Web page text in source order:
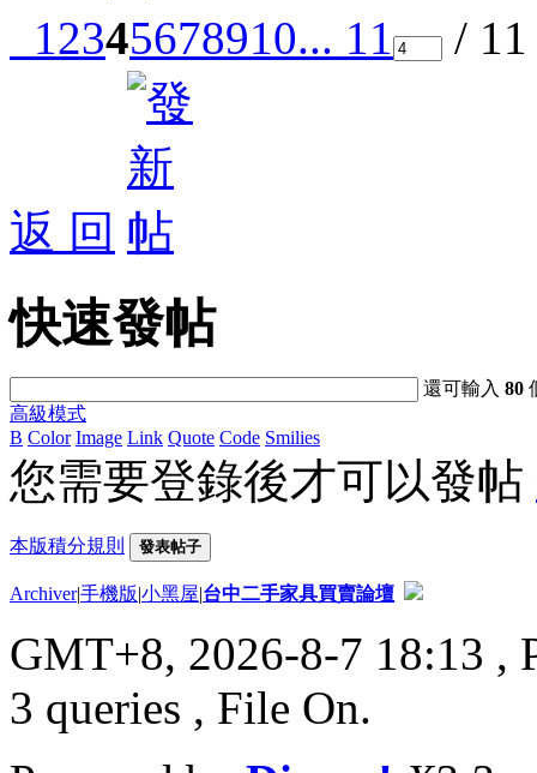
12345678910... 11 /
返 回
快速發帖
還可輸入80
高級模式
B Color Image Link Quote Code Smilies
您需要登錄後才可以發帖
本版積分規則 發表帖子
Archiver|手機版|小黑屋|台中二手家具買賣論壇
GMT+8, 2026-8-7 18:13 ,
3 queries , File On.